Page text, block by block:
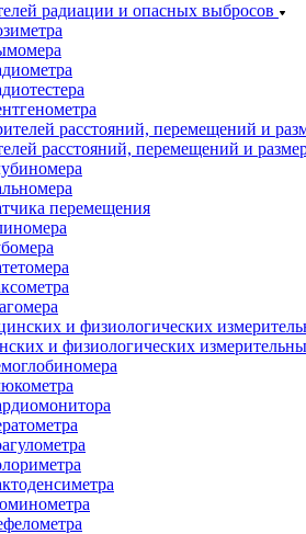
радиации и опасных выбросов
расстояний, перемещений и
перемещения
и физиологических